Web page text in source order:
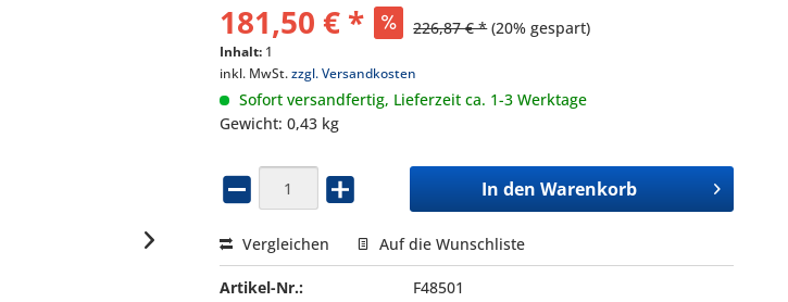
181,50 € * 226,87 € * (20% gespart)
Inhalt: 1
inkl. MwSt.zzgl. Versandkosten
Sofort versandfertig, Lieferzeit ca. 1-3 Werktage
Gewicht: 0,43 kg
In den Warenkorb
Vergleichen Auf die Wunschliste
Artikel-Nr.:
F48501